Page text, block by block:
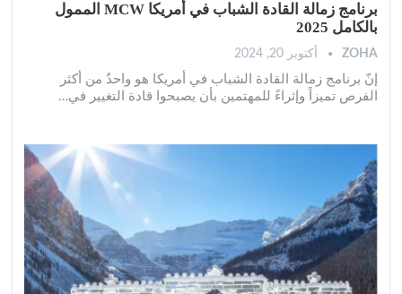
برنامج زمالة القادة الشباب في أمريكا MCW الممول
بالكامل 2025
ZOHA أكتوبر 20, 2024
إنّ برنامج زمالة القادة الشباب في أمريكا هو واحدٌ من أكثر
الفرص تميزاً وإثراءً للمهتمين بأن يصبحوا قادة التغيير في…